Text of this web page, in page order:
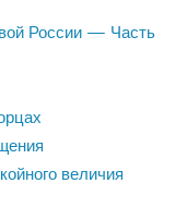
России — Часть
величия